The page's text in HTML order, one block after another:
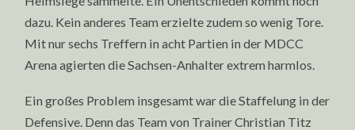
dazu. Kein anderes Team erzielte zudem so wenig Tore.
Mit nur sechs Treffern in acht Partien in der MDCC
Arena agierten die Sachsen-Anhalter extrem harmlos.
Ein großes Problem insgesamt war die Staffelung in der
Defensive. Denn das Team von Trainer Christian Titz